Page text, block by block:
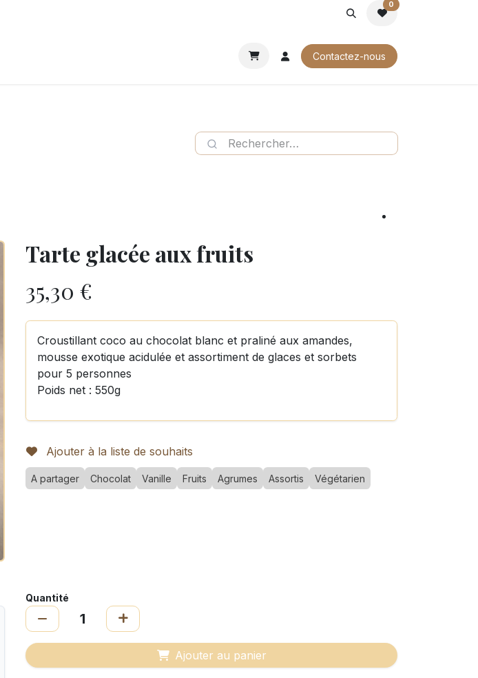
0
Contactez-nous
Tarte glacée aux fruits
35,30 €
Croustillant coco au chocolat blanc et praliné aux amandes,
mousse exotique acidulée et assortiment de glaces et sorbets
pour 5 personnes
Poids net : 550g
Ajouter à la liste de souhaits
A partager Chocolat Vanille Fruits Agrumes Assortis Végétarien
Quantité
Ajouter au panier